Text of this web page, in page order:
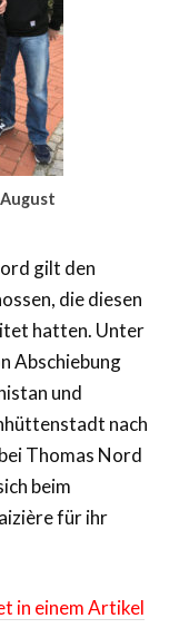
gilt den
die diesen
hatten. Unter
Abschiebung
und
nach
Thomas Nord
beim
für ihr
in einem Artikel